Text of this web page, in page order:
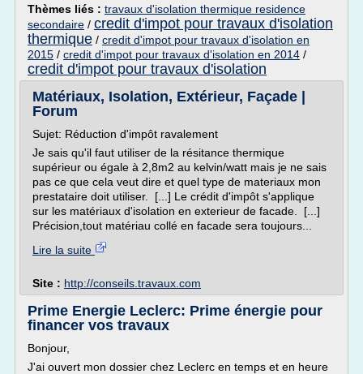
Thèmes liés : travaux d'isolation thermique residence
secondaire / credit d'impot pour travaux d'isolation
thermique / credit d'impot pour travaux d'isolation en
2015 / credit d'impot pour travaux d'isolation en 2014 /
credit d'impot pour travaux d'isolation
Matériaux, Isolation, Extérieur, Façade |
Forum
Sujet: Réduction d'impôt ravalement
Je sais qu'il faut utiliser de la résitance thermique
supérieur ou égale à 2,8m2 au kelvin/watt mais je ne sais
pas ce que cela veut dire et quel type de materiaux mon
prestataire doit utiliser. [...] Le crédit d'impôt s'applique
sur les matériaux d'isolation en exterieur de facade. [...]
Précision,tout matériau collé en facade sera toujours...
Lire la suite
Site : http://conseils.travaux.com
Prime Energie Leclerc: Prime énergie pour
financer vos travaux
Bonjour,
J'ai ouvert mon dossier chez Leclerc en temps et en heure